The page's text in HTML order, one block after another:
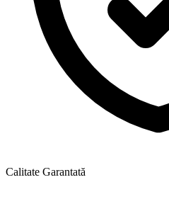
Calitate Garantată